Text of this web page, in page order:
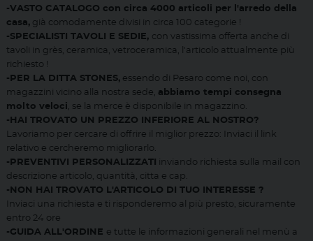
-VASTO CATALOGO con circa 4000 articoli per l'arredo della
casa,già comodamente divisi in circa 100 categorie !
-SPECIALISTI TAVOLI E SEDIE, con vastissima offerta anche di
tavoli in grès, ceramica, vetroceramica, l'articolo attualmente più
richiesto !
-PER LA DITTASTONES,essendo di Pesaro come noi, con
magazzini vicino alla nostra sede, abbiamo tempi consegna
molto veloci, se la merce è disponibile in magazzino.
-HAI TROVATO UN PREZZO INFERIORE AL NOSTRO?
Lavoriamo per cercare di offrire il miglior prezzo: Inviaci il link
relativo e cercheremo migliorarlo.
-PREVENTIVI PERSONALIZZATI
inviando richiesta sulla mail con
descrizione articolo, quantità, citta e cap.
-NON HAI TROVATO L'ARTICOLO DI TUO INTERESSE ?
Inviaci una richiesta e ti risponderemo al più presto, sicuramente
entro 24 ore
-GUIDA ALL'ORDINE e tutte le informazioni generali nel menù a